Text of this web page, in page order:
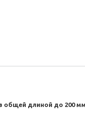
длиной до 200